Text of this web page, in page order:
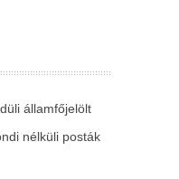
államfőjelölt
nélküli posták